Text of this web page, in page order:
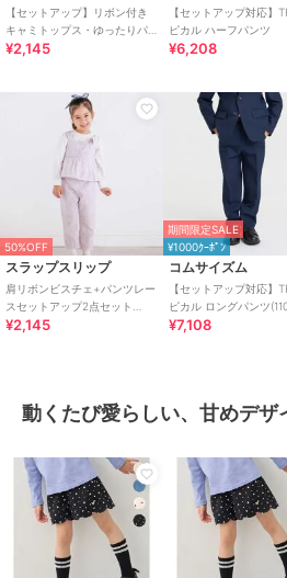
【セットアップ】リボン付き
キャミトップス・ゆったりパ
ンツセットアップ【子供服】
¥2,145
【セットアップ対応】
ピカル ハーフパンツ
¥6,208
50%OFF
スラップスリップ
肩リボンビスチェ+パンツレー
スセットアップ2点セット
(80~130cm)
¥2,145
期間限定SALE
¥1000ｸｰﾎﾟﾝ
コムサイズム
【セットアップ対応】
ピカル ロングパンツ
130cm)
¥7,108
動くたび愛らしい、甘めデザ